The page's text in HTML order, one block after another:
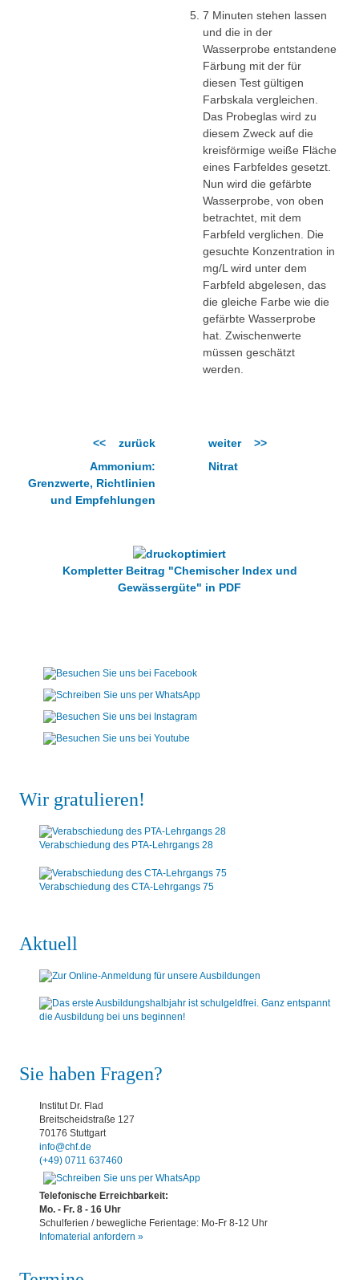
7 Minuten stehen lassen
und die in der
Wasserprobe entstandene
Färbung mit der für
diesen Test gültigen
Farbskala vergleichen.
Das Probeglas wird zu
diesem Zweck auf die
kreisförmige weiße Fläche
eines Farbfeldes gesetzt.
Nun wird die gefärbte
Wasserprobe, von oben
betrachtet, mit dem
Farbfeld verglichen. Die
gesuchte Konzentration in
mg/L wird unter dem
Farbfeld abgelesen, das
die gleiche Farbe wie die
gefärbte Wasserprobe
hat. Zwischenwerte
müssen geschätzt
werden.
<< zurück
weiter >>
Ammonium:
Grenzwerte, Richtlinien
und Empfehlungen
Nitrat
Kompletter Beitrag "Chemischer Index und
Gewässergüte" in PDF
Wir gratulieren!
Verabschiedung des PTA-Lehrgangs 28
Verabschiedung des CTA-Lehrgangs 75
Aktuell
Sie haben Fragen?
Institut Dr. Flad
Breitscheidstraße 127
70176 Stuttgart
info@chf.de
(+49) 0711 637460
Telefonische Erreichbarkeit:
Mo. - Fr. 8 - 16 Uhr
Schulferien / bewegliche Ferientage: Mo-Fr 8-12 Uhr
Infomaterial anfordern »